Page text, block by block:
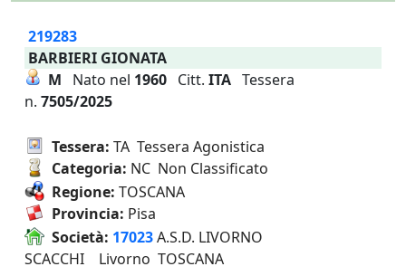
219283
BARBIERI GIONATA
M Nato nel 1960 Citt. ITA Tessera
n. 7505/2025
Tessera: TA Tessera Agonistica
Categoria: NC Non Classificato
Regione: TOSCANA
Provincia: Pisa
Società: 17023A.S.D. LIVORNO
SCACCHI Livorno TOSCANA